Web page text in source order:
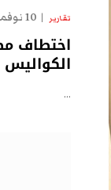
تقارير 10 نوفمبر، 2025
اختطاف
الكواليس
…